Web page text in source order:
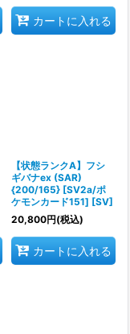
カートに入れる
【状態ランクA】フシ
ギバナex (SAR)
{200/165} [SV2a/ポ
ケモンカード151] [SV]
20,800円(税込)
カートに入れる